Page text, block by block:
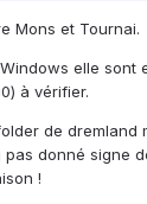
Mons et Tournai.
elle sont
à vérifier.
de dremland
donné signe
!